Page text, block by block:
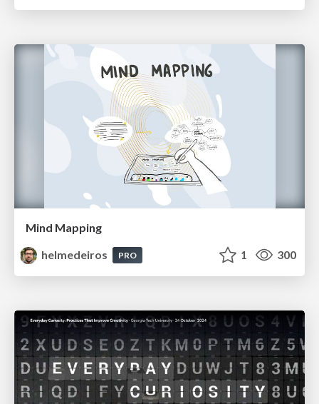
Mind Mapping
helmedeiros
PRO 1 300